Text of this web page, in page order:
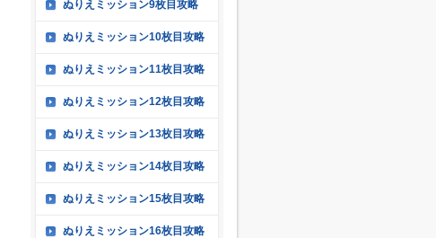
ぬりえミッション9枚目攻略
ぬりえミッション10枚目攻略
ぬりえミッション11枚目攻略
ぬりえミッション12枚目攻略
ぬりえミッション13枚目攻略
ぬりえミッション14枚目攻略
ぬりえミッション15枚目攻略
ぬりえミッション16枚目攻略